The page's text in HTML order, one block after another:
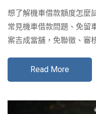
想了解機車借款額度怎麼
常見機車借款問題、免留
案吉成當舖，免聯徵、審
Read More